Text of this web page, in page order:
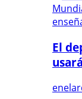
El